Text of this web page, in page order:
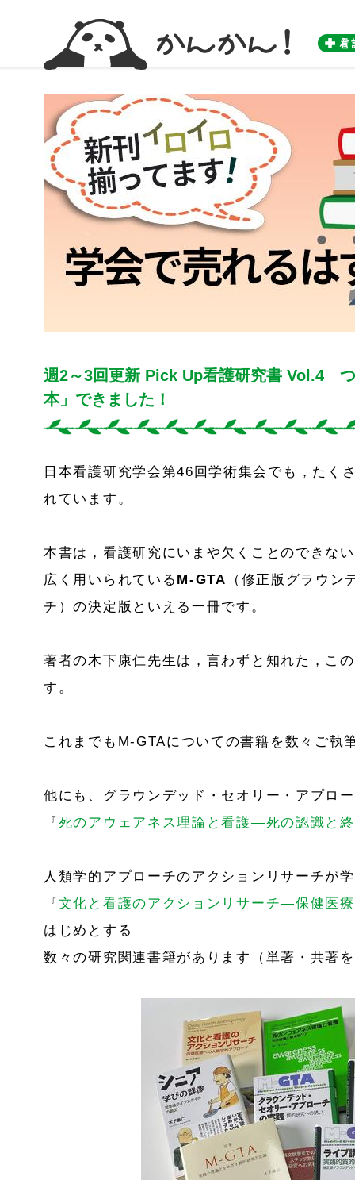
週2～3回更新 Pick Up看護研究書 Vol.4
本」できました！
日本看護研究学会第46回学術集会でも，たく
れています。
本書は，看護研究にいまや欠くことのできな
広く用いられている M-GTA （修正版グラウン
チ）の決定版といえる一冊です。
著者の木下康仁先生は，言わずと知れた，こ
す。
これまでもM-GTAについての書籍を数々ご執
他にも、グラウンデッド・セオリー・アプロ
『死のアウェアネス理論と看護―死の認識と
人類学的アプローチのアクションリサーチが
『文化と看護のアクションリサーチ―保健医
はじめとする
数々の研究関連書籍があります（単著・共著